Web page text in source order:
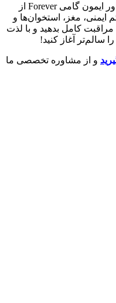
همین امروز با خرید پاستیل ایمنی فوراور ایمون گامی Forever از
مغز، استخوان‌ها و
کامل بدهید و با لذت
سالم‌تر آغاز کنید!
و از مشاوره تخصصی ما